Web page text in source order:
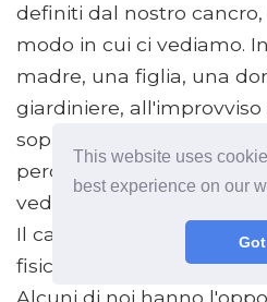
This website uses
best experience on our
definiti dal nostro cancro,
modo in cui ci vediamo.
madre, una figlia, una
giardiniere, all'improvviso
sopravvissuta al cancro.
percepisce gioca un
vediamo noi stessi.
Il cancro cambia il modo
fisicamente. Per molti di
Alcuni di noi hanno